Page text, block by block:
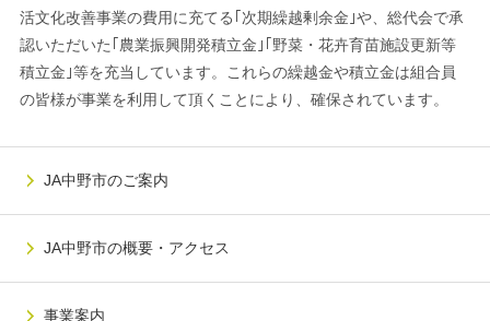
活文化改善事業の費用に充てる｢次期繰越剰余金｣や、総代会で承
認いただいた｢農業振興開発積立金｣｢野菜・花卉育苗施設更新等
積立金｣等を充当しています。これらの繰越金や積立金は組合員
の皆様が事業を利用して頂くことにより、確保されています。
JA中野市のご案内
JA中野市の概要・アクセス
事業案内